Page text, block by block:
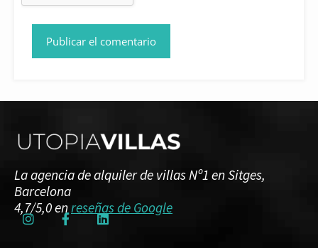
La agencia de alquiler de villas Nº1 en Sitges,
Barcelona
4,7/5,0 en reseñas de Google